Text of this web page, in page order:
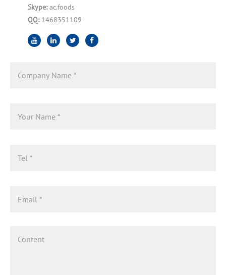
Skype:ac.foods
QQ: 1468351109